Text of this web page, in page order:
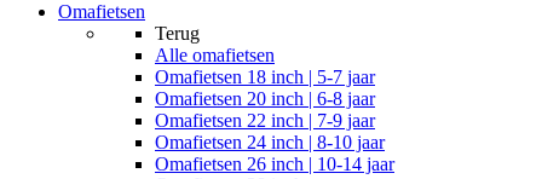
Omafietsen
Terug
Alle omafietsen
Omafietsen 18 inch | 5-7 jaar
Omafietsen 20 inch | 6-8 jaar
Omafietsen 22 inch | 7-9 jaar
Omafietsen 24 inch | 8-10 jaar
Omafietsen 26 inch | 10-14 jaar